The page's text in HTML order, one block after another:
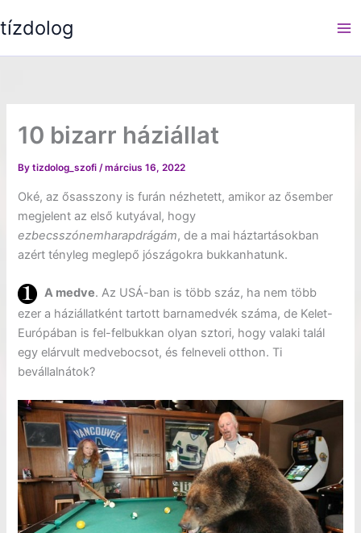
to
tízdolog
10 bizarr háziállat
Bytizdolog_szofi/március 16, 2022
Oké, az ősasszony is furán nézhetett, amikor az ősember
megjelent az első kutyával, hogy
ezbecsszónemharapdrágám, de a mai háztartásokban
azért tényleg meglepő jószágokra bukkanhatunk.
A medve. Az USÁ-ban is több száz, ha nem több
ezer a háziállatként tartott barnamedvék száma, de Kelet-
Európában is fel-felbukkan olyan sztori, hogy valaki talál
egy elárvult medvebocsot, és felneveli otthon. Ti
bevállalnátok?